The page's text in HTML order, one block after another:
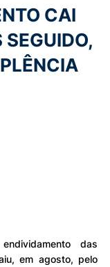
CAI
SEGUIDO,
em agosto, pelo